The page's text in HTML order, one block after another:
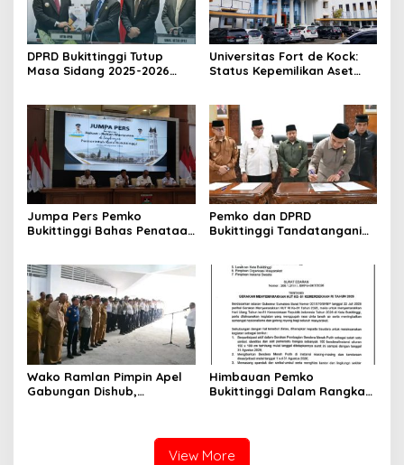
DPRD Bukittinggi Tutup
Masa Sidang 2025-2026
Beri Apresiasi
Universitas Fort de Kock:
Status Kepemilikan Aset
Putusan Mahkamah Agung
Nomor 2108/K/Pdt/2022
Jumpa Pers Pemko
Bukittinggi Bahas Penataan
Pemko dan DPRD
Bukittinggi Tandatangani
2026
Wako Ramlan Pimpin Apel
Gabungan Dishub,
Himbauan Pemko
Bukittinggi Dalam Rangka
View More